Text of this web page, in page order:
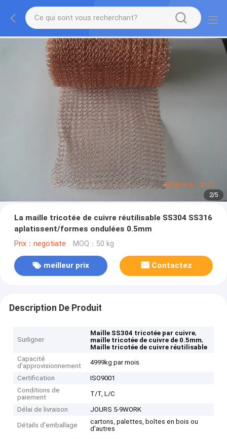
2/5
La maille tricotée de cuivre réutilisable SS304 SS316
aplatissent/formes ondulées 0.5mm
Prix：negotiate MOQ：50 kg
meilleur prix Contactez
Description De Produit
Surligner
Maille SS304 tricotée par cuivre,
maille tricotée de cuivre de 0.5mm,
Maille tricotée de cuivre réutilisable
Capacité
d'approvisionnement
4999kg par mois
Certification
ISO9001
Conditions de
paiement
T/T, L/C
Délai de livraison JOURS 5-9WORK
Détails d'emballage
cartons, palettes, boîtes en bois ou
d'autres